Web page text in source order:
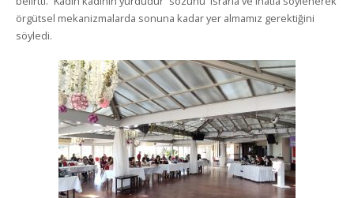
örgütsel mekanizmalarda sonuna kadar yer almamız gerektiğini
söyledi.